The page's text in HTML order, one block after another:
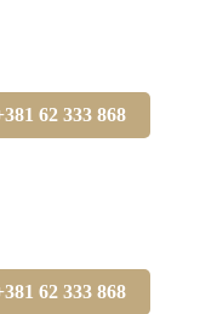
62 333 868
62 333 868